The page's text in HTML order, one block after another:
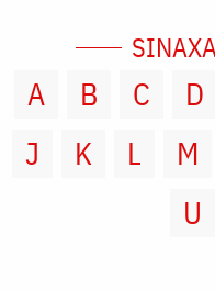
A B C D
J
K L M
U